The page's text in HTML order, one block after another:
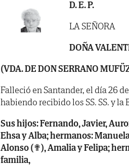
D. E. P.
LA SEÑORA
DOÑA
(VDA. DE DON SERRANO
Falleció en Santander, el día 26
habiendo recibido los SS. SS. y la
Sus hijos: Fernando, Javier,
Ehsa y Alba; hermanos:
Alonso (✟), Amalia y Felipa;
familia,